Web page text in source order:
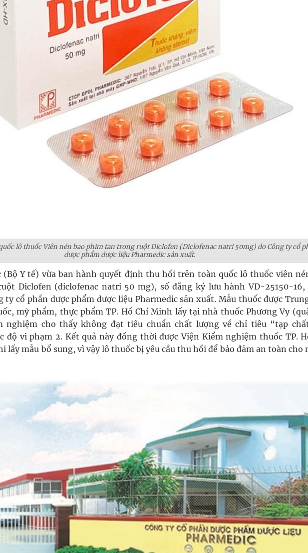
lô thuốc Viên nén bao phim tan trong ruột Diclofen (Diclofenac natri 50mg) do Công ty cổ
dược phẩm dược liệu Pharmedic sản xuất.
(Bộ Y tế) vừa ban hành quyết định thu hồi trên toàn quốc lô thuốc viên
Diclofen (diclofenac natri 50 mg), số đăng ký lưu hành VD-25150-16,
ty cổ phần dược phẩm dược liệu Pharmedic sản xuất. Mẫu thuốc được
mỹ phẩm, thực phẩm TP. Hồ Chí Minh lấy tại nhà thuốc Phương Vy
nghiệm cho thấy không đạt tiêu chuẩn chất lượng về chỉ tiêu “tạp
độ vi phạm 2. Kết quả này đồng thời được Viện Kiểm nghiệm thuốc TP.
lấy mẫu bổ sung, vì vậy lô thuốc bị yêu cầu thu hồi để bảo đảm an toàn cho